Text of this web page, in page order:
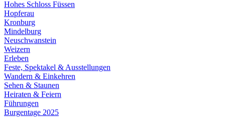
Hohes Schloss Füssen
Hopferau
Kronburg
Mindelburg
Neuschwanstein
Weizern
Erleben
Feste, Spektakel & Ausstellungen
Wandern & Einkehren
Sehen & Staunen
Heiraten & Feiern
Führungen
Burgentage 2025